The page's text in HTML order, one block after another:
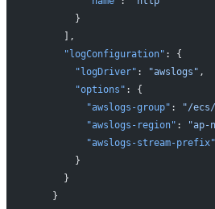
        }
      ],
      "logConfiguration"
: {
        "logDriver"
: "awslogs" ,
        "options"
: {
          "awslogs-group"
: "/ecs/
          "awslogs-region"
: "ap-
          "awslogs-stream-prefix"
        }
      }
    }